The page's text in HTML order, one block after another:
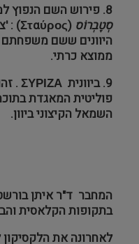
8. פירוש השם הנפוץ למדי שהוא גם ייחודי ליוון
סְטָבְרוֹס (
Σταύρος
) :
היוונים ששם
ממוצא כרתי.
9. ביוונית
ΣΥΡΙΖΑ
.
פוליטית המאגדת
השמאל הקיצוני ביוון.
המחבר ד"ר איתן
בתקופות הקלאסית
לאחרונה את